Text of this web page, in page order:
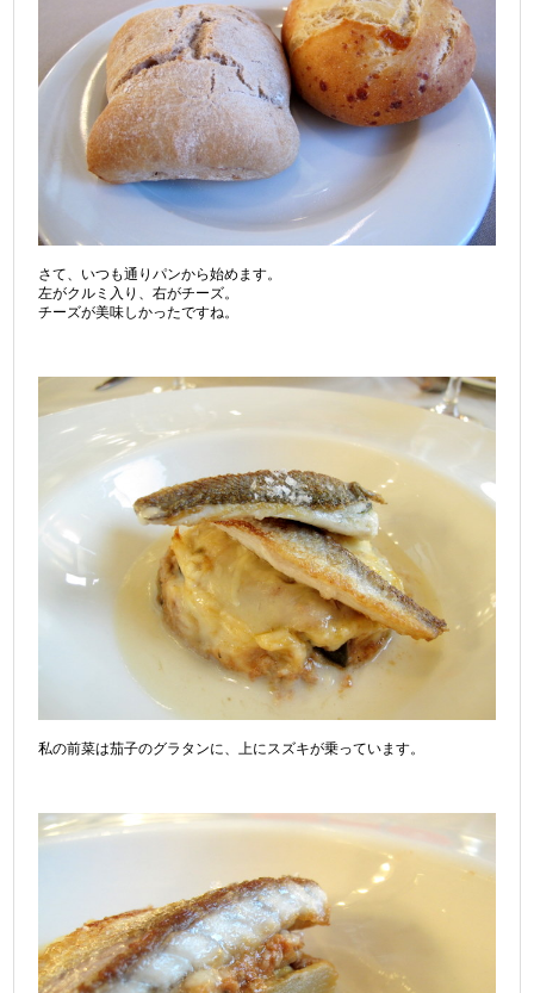
さて、いつも通りパンから始めます。
左がクルミ入り、右がチーズ。
チーズが美味しかったですね。
私の前菜は茄子のグラタンに、上にスズキが乗っています。